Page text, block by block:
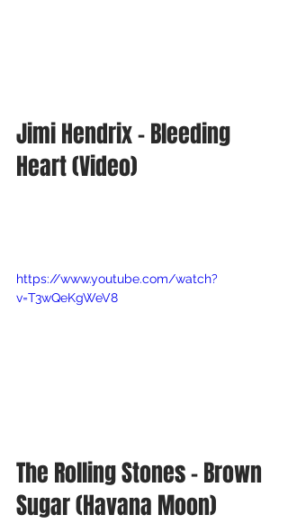
Jimi Hendrix - Bleeding
Heart (Video)
https://www.youtube.com/watch?
v=T3wQeKgWeV8
The Rolling Stones - Brown
Sugar (Havana Moon)